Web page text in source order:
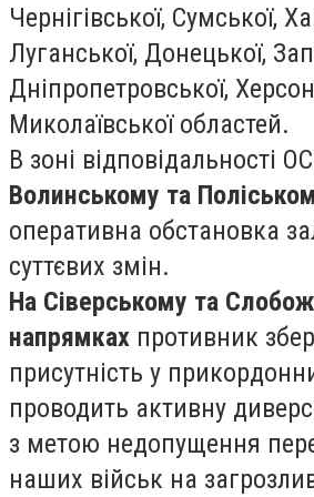
Чернігівської, Сумської,
Луганської, Донецької,
Дніпропетровської,
Миколаївської областей.
В зоні відповідальності
Волинському та
оперативна обстановка
суттєвих змін.
На Сіверському та
напрямках противник
присутність у
проводить активну
з метою недопущення
наших військ на